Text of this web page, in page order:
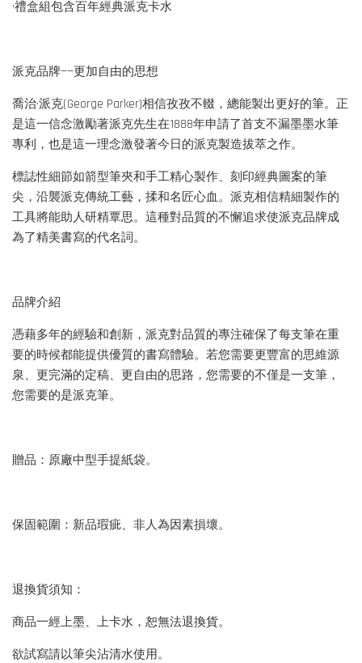
•禮盒組包含百年經典派克卡水
派克品牌——更加自由的思想
喬治·派克(George Parker)相信孜孜不輟，總能製出更好的筆。正
是這一信念激勵著派克先生在1888年申請了首支不漏墨墨水筆
專利，也是這一理念激發著今日的派克製造拔萃之作。
標誌性細節如箭型筆夾和手工精心製作、刻印經典圖案的筆
尖，沿襲派克傳統工藝，揉和名匠心血。派克相信精細製作的
工具將能助人研精覃思。這種對品質的不懈追求使派克品牌成
為了精美書寫的代名詞。
品牌介紹
憑藉多年的經驗和創新，派克對品質的專注確保了每支筆在重
要的時候都能提供優質的書寫體驗。若您需要更豐富的思維源
泉、更完滿的定稿、更自由的思路，您需要的不僅是一支筆，
您需要的是派克筆。
贈品：原廠中型手提紙袋。
保固範圍：新品瑕疵、非人為因素損壞。
退換貨須知：
商品一經上墨、上卡水，恕無法退換貨。
欲試寫請以筆尖沾清水使用。